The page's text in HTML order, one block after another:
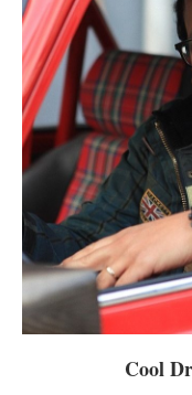
Cool